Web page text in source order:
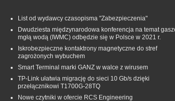
List od wydawcy czasopisma "Zabezpieczenia"
Dwudziesta międzynarodowa konferencja na temat
mgłą wodą (IWMC) odbędzie się w Polsce w 2021 r.
Iskrobezpieczne kontaktrony magnetyczne do stref
zagrożonych wybuchem
Smart Terminal marki GANZ w walce z wirusem
TP-Link ułatwia migrację do sieci 10 Gb/s dzięki
przełącznikowi T1700G‑28TQ
Nowe czytniki w ofercie RCS Engineering